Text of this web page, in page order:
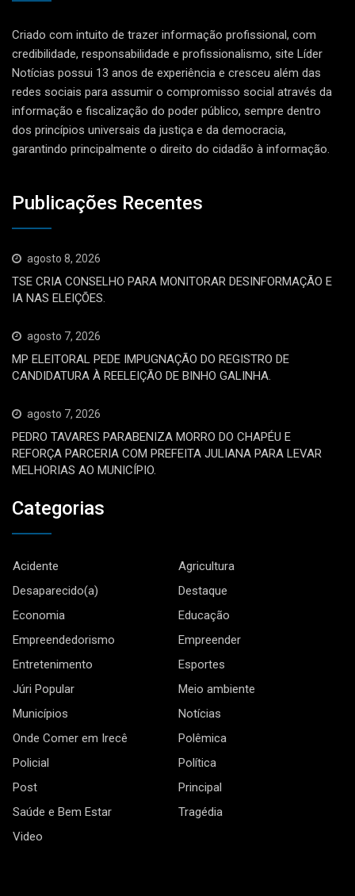
Criado com intuito de trazer informação profissional, com
credibilidade, responsabilidade e profissionalismo, site Líder
Notícias possui 13 anos de experiência e cresceu além das
redes sociais para assumir o compromisso social através da
informação e fiscalização do poder público, sempre dentro
dos princípios universais da justiça e da democracia,
garantindo principalmente o direito do cidadão à informação.
Publicações Recentes
agosto 8, 2026
TSE CRIA CONSELHO PARA MONITORAR DESINFORMAÇÃO E
IA NAS ELEIÇÕES.
agosto 7, 2026
MP ELEITORAL PEDE IMPUGNAÇÃO DO REGISTRO DE
CANDIDATURA À REELEIÇÃO DE BINHO GALINHA.
agosto 7, 2026
PEDRO TAVARES PARABENIZA MORRO DO CHAPÉU E
REFORÇA PARCERIA COM PREFEITA JULIANA PARA LEVAR
MELHORIAS AO MUNICÍPIO.
Categorias
Acidente
Agricultura
Desaparecido(a)
Destaque
Economia
Educação
Empreendedorismo
Empreender
Entretenimento
Esportes
Júri Popular
Meio ambiente
Municípios
Notícias
Onde Comer em Irecê
Polêmica
Policial
Política
Post
Principal
Saúde e Bem Estar
Tragédia
Video